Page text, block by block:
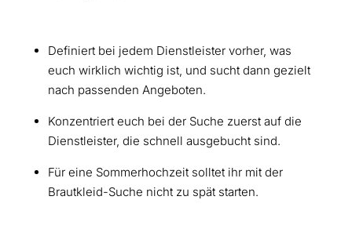
Definiert bei jedem Dienstleister vorher, was
euch wirklich wichtig ist, und sucht dann gezielt
nach passenden Angeboten.
Konzentriert euch bei der Suche zuerst auf die
Dienstleister, die schnell ausgebucht sind.
Für eine Sommerhochzeit solltet ihr mit der
Brautkleid-Suche nicht zu spät starten.